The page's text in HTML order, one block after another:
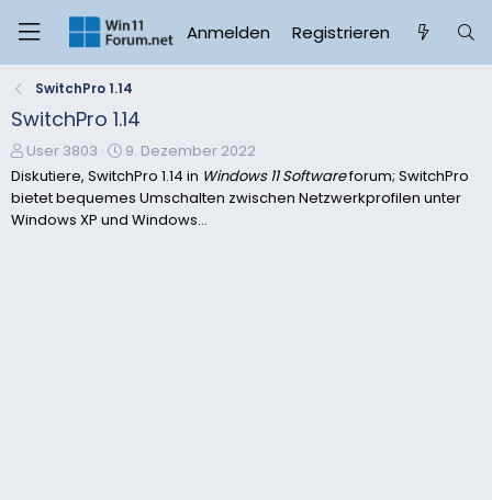
Anmelden Registrieren
SwitchPro 1.14
SwitchPro 1.14
E
r
s
t
User 3803
E
r
s
t
9. Dezember 2022
Diskutiere, SwitchPro 1.14 in Windows 11 Softwareforum; SwitchPro
bietet bequemes Umschalten zwischen Netzwerkprofilen unter
Windows XP und Windows...